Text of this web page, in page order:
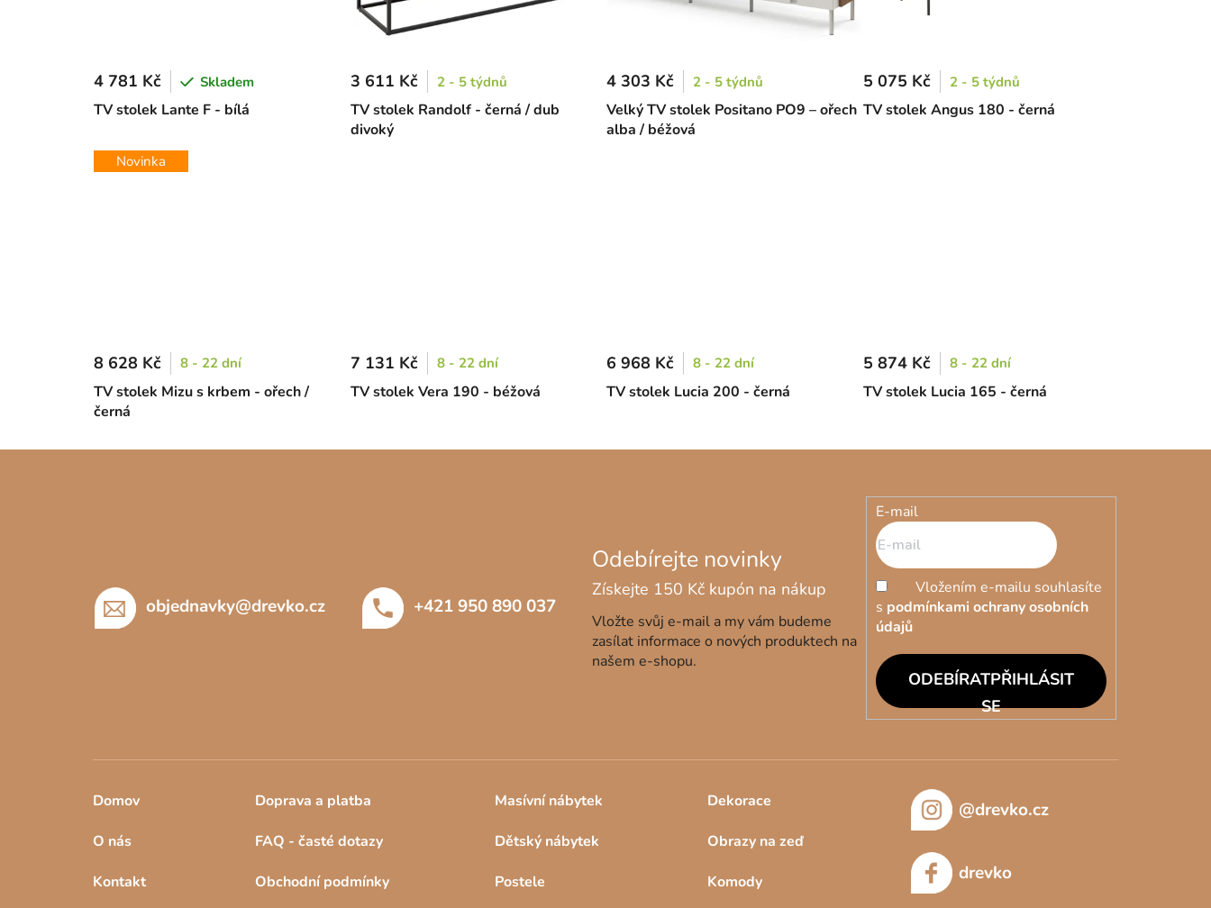
TV stolek Lante F - bílá
4 781 Kč Skladem
TV stolek Randolf - černá / dub
divoký
3 611 Kč 2 - 5 týdnů
Velký TV stolek Positano PO9 – ořech
alba / béžová
4 303 Kč 2 - 5 týdnů
TV stolek Angus 180 - černá
5 075 Kč 2 - 5 týdnů
Novinka
TV stolek Mizu s krbem - ořech /
černá
8 628 Kč 8 - 22 dní
TV stolek Vera 190 - béžová
7 131 Kč 8 - 22 dní
TV stolek Lucia 200 - černá
6 968 Kč 8 - 22 dní
TV stolek Lucia 165 - černá
5 874 Kč 8 - 22 dní
objednavky@drevko.cz +421 950 890 037
Vložte svůj e-mail a my vám budeme
zasílat informace o nových produktech na
našem e-shopu.
E-mail
Vložením e-mailu souhlasíte
s podmínkami ochrany osobních
údajů
PŘIHLÁSIT
SE
Domov
O nás
Kontakt
Doprava a platba
FAQ - časté dotazy
Obchodní podmínky
Masívní nábytek
Dětský nábytek
Postele
Dekorace
Obrazy na zeď
Komody
@drevko.cz
drevko